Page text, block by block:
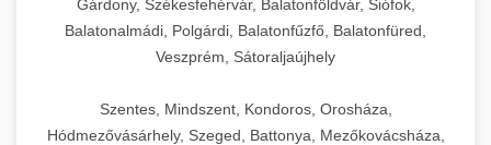
Gárdony, Székesfehérvár, Balatonföldvár, Siófok,
Balatonalmádi, Polgárdi, Balatonfűzfő, Balatonfüred,
Veszprém, Sátoraljaújhely
Szentes, Mindszent, Kondoros, Orosháza,
Hódmezővásárhely, Szeged, Battonya, Mezőkovácsháza,